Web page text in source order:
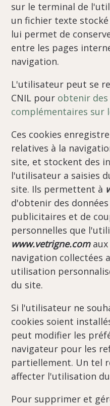
sur le terminal de
un fichier texte
lui permet de
entre les pages
navigation.
L'utilisateur peut se
CNIL pour obtenir
complémentaires sur
Ces cookies
relatives à la
site, et stockent des
l'utilisateur a saisies
site. Ils permettent à
d'obtenir des
publicitaires et de
personnelles que
www.vetrigne.comaux
navigation collectées
utilisation
du site.
Si l'utilisateur ne
cookies soient
peut modifier les
navigateur pour les
partiellement. Un tel
affecter l'utilisation
Pour supprimer et